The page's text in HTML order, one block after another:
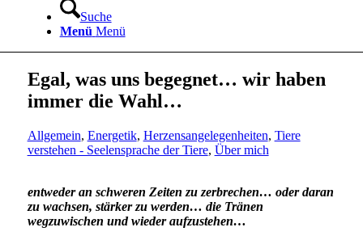
Suche
Menü Menü
Egal, was uns begegnet… wir haben
immer die Wahl…
Allgemein, Energetik, Herzensangelegenheiten, Tiere
verstehen - Seelensprache der Tiere, Über mich
entweder an schweren Zeiten zu zerbrechen… oder daran
zu wachsen, stärker zu werden… die Tränen
wegzuwischen und wieder aufzustehen…